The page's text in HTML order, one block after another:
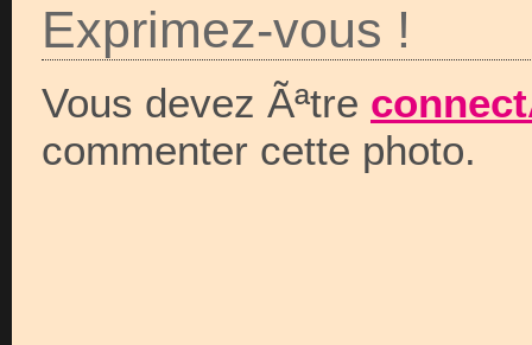
Exprimez-vous !
Vous devez Ãªtre
commenter cette photo.